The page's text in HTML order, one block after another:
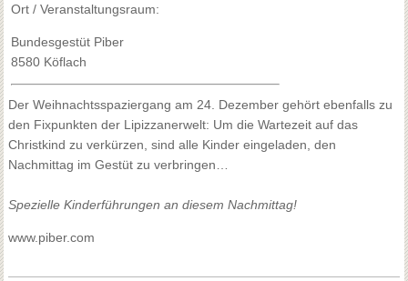
Ort / Veranstaltungsraum:
Bundesgestüt Piber
8580 Köflach
Der Weihnachtsspaziergang am 24. Dezember gehört ebenfalls zu
den Fixpunkten der Lipizzanerwelt: Um die Wartezeit auf das
Christkind zu verkürzen, sind alle Kinder eingeladen, den
Nachmittag im Gestüt zu verbringen…
Spezielle Kinderführungen an diesem Nachmittag!
www.piber.com